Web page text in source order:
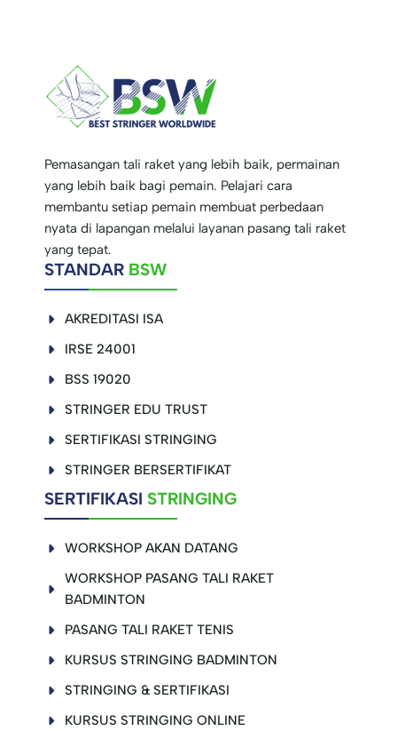
Pemasangan tali raket yang lebih baik, permainan
yang lebih baik bagi pemain. Pelajari cara
membantu setiap pemain membuat perbedaan
nyata di lapangan melalui layanan pasang tali raket
yang tepat.
STANDAR BSW
AKREDITASI ISA
IRSE 24001
BSS 19020
STRINGER EDU TRUST
SERTIFIKASI STRINGING
STRINGER BERSERTIFIKAT
SERTIFIKASI STRINGING
WORKSHOP AKAN DATANG
WORKSHOP PASANG TALI RAKET
BADMINTON
PASANG TALI RAKET TENIS
KURSUS STRINGING BADMINTON
STRINGING & SERTIFIKASI
KURSUS STRINGING ONLINE